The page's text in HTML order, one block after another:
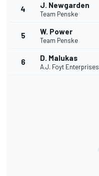
4 J. Newgarden
Team Penske
5 W. Power
Team Penske
6 D. Malukas
A.J. Foyt Enterprises